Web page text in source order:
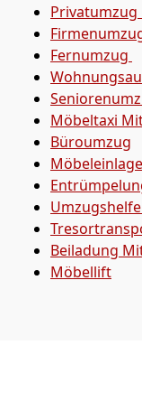
Fernumzug
Möbeltaxi
Büroumzug
Beiladung
Möbellift